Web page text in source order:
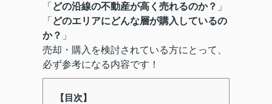
「 どの沿線の不動産が高く売れるのか？ 」
「 どのエリアにどんな層が購入しているの
か？ 」
売却・購入を検討されている方にとって、
必ず参考になる内容です！
【目次】